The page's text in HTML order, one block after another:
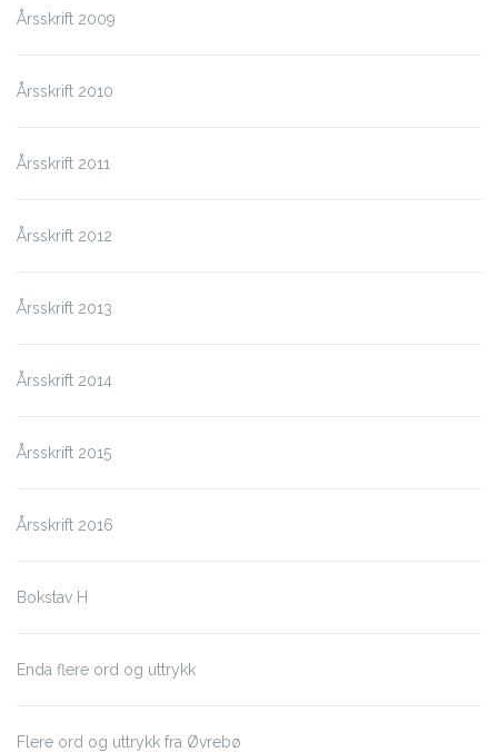
Årsskrift 2009
Årsskrift 2010
Årsskrift 2011
Årsskrift 2012
Årsskrift 2013
Årsskrift 2014
Årsskrift 2015
Årsskrift 2016
Bokstav H
Enda flere ord og uttrykk
Flere ord og uttrykk fra Øvrebø